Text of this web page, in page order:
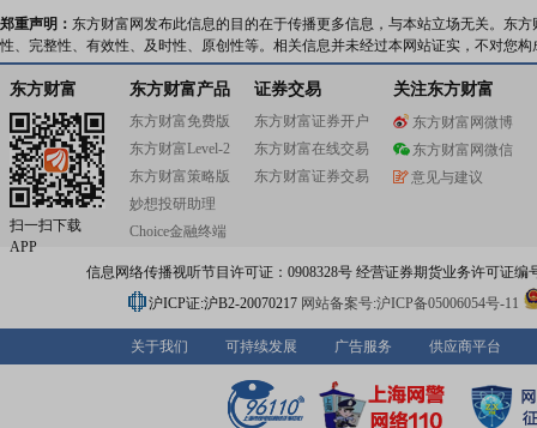
预约披露日：2026年第一季度季
公告：2026年04月28日发布 《
告
业绩报表：2026年一季报归属净
股东户数： 2026年04月28日公
户，比上期减少5543户
2026-04-23
股东户数：2026年04月23日公
户，比上期增加6324户
每股收益0.08元
预约披露日：2025年年报预约
公司投资：2026年04月23日公
家公司，共计3.69亿元
郑重声明： 东方财富网发布此信息的目的在于传播更多信息，与本站立场无关。东
性、完整性、有效性、及时性、原创性等。相关信息并未经过本网站证实，不对您
东方财富
扫一扫下载
APP
东方财富产品
东方财富免费版
东方财富Level-2
东方财富策略版
妙想投研助理
Choice金融终端
证券交易
东方财富证券开户
东方财富在线交易
东方财富证券交易
关注东方财富
东方财富网微博
东方财富网微信
意见与建议
信息网络传播视听节目许可证：0908328号 经营证券期货业务许可证编
沪ICP证:沪B2-20070217 网站备案号:沪ICP备05006054号-11
关于我们 可持续发展 广告服务 供应商平台